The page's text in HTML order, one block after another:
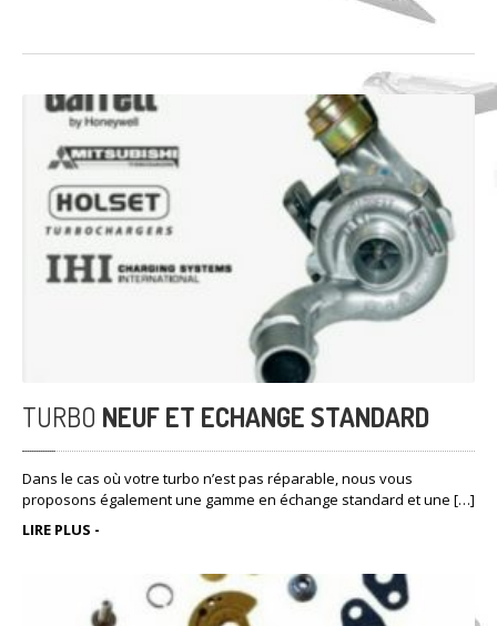
TURBO NEUF ET ECHANGE STANDARD
Dans le cas où votre turbo n’est pas réparable, nous vous
proposons également une gamme en échange standard et une […]
LIRE PLUS -